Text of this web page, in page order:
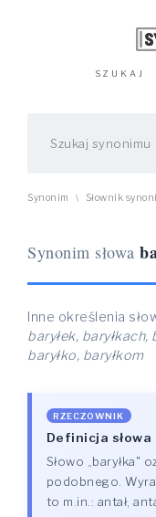
SZUKAJ
Synonim \ Słownik
Synonim słowa
Inne określenia
baryłek, baryłkach,
baryłko, baryłkom
RZECZOWNIK
Definicja słowa
Słowo „baryłka"
podobnego.
to m.in.: antał,